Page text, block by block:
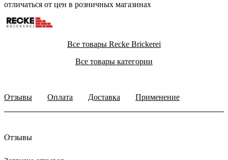
отличаться от цен в розничных магазинах
Все товары Recke Brickerei
Все товары категории
Отзывы Оплата Доставка Применение
Отзывы